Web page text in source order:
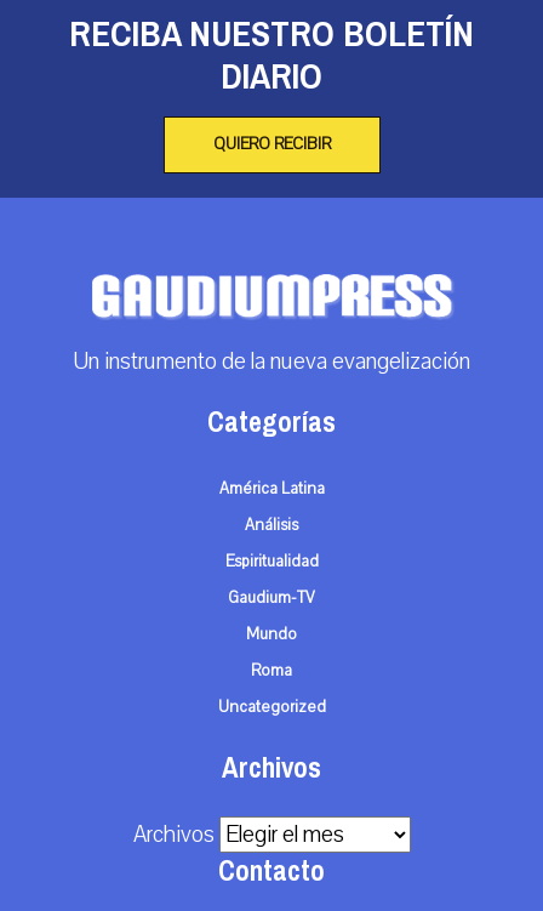
RECIBA NUESTRO BOLETÍN
DIARIO
QUIERO RECIBIR
Un instrumento de la nueva evangelización
Categorías
América Latina
Análisis
Espiritualidad
Gaudium-TV
Mundo
Roma
Uncategorized
Archivos
Archivos
Contacto